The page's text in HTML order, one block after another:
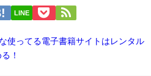
LINE
使ってる電子書籍サイトはレンタル
！